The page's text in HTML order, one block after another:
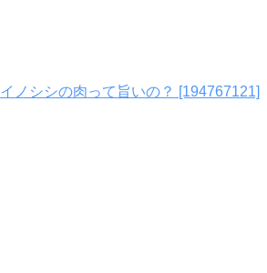
イノシシの肉って旨いの？ [194767121]